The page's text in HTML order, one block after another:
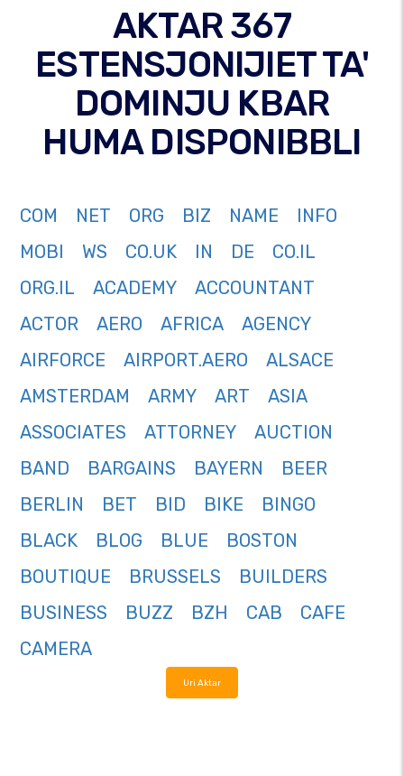
AKTAR 367
ESTENSJONIJIET TA'
DOMINJU KBAR
HUMA DISPONIBBLI
COM NET ORG BIZ NAME
INFO
MOBI
WS CO.UK IN DE
CO.IL
ORG.IL
ACADEMY
ACCOUNTANT
ACTOR
AERO AFRICA
AGENCY
AIRFORCE
AIRPORT.AERO
ALSACE
AMSTERDAM
ARMY ART
ASIA
ASSOCIATES
ATTORNEY
AUCTION
BAND
BARGAINS BAYERN
BEER
BERLIN
BET BID BIKE
BINGO
BLACK
BLOG BLUE
BOSTON
BOUTIQUE
BRUSSELS
BUILDERS
BUSINESS
BUZZ BZH CAB
CAFE
CAMERA
Uri Aktar